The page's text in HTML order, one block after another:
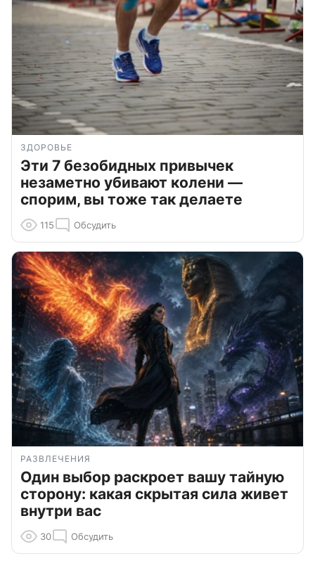
ЗДОРОВЬЕ
Эти 7 безобидных привычек
незаметно убивают колени —
спорим, вы тоже так делаете
115 Обсудить
РАЗВЛЕЧЕНИЯ
Один выбор раскроет вашу тайную
сторону: какая скрытая сила живет
внутри вас
30 Обсудить